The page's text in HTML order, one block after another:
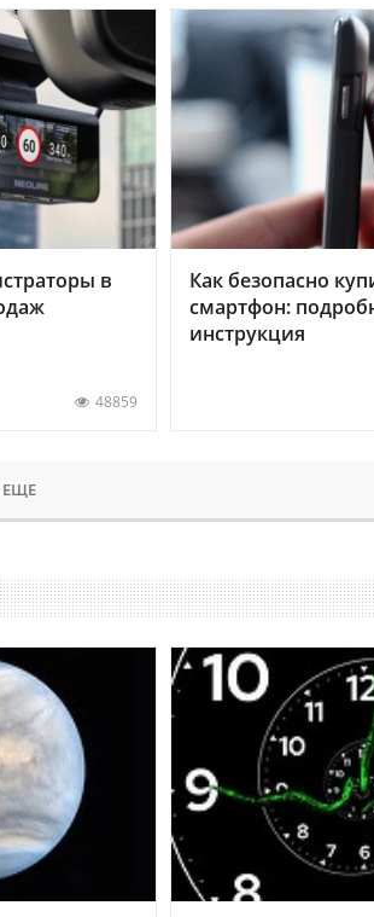
в
48859
Как безопасно
смартфон:
инструкция
ЕЩЕ